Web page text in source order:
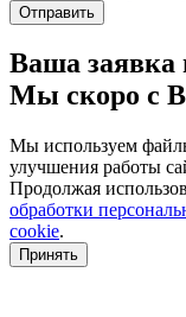
Отправить
Ваша заявка
Мы скоро с
Мы используем
улучшения работы
Продолжая
обработки
cookie.
Принять